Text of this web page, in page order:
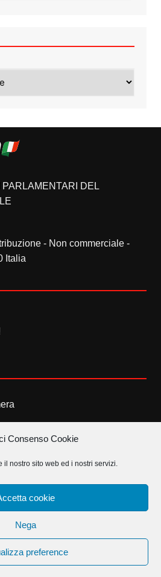
Consenso Cookie
il nostro sito web ed i nostri servizi.
cookie
Nega
preference
DEL
- Non commerciale -
Italia